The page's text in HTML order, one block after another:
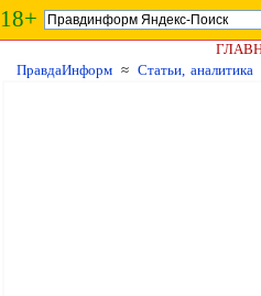
18+
ПравдаИнформ ≈ Статьи, аналитика